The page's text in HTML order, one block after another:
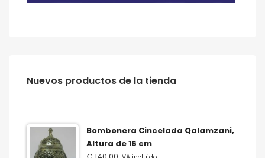
‫‪Nuevos‬‬ ‫‪productos‬‬ ‫‪de‬‬ ‫‪la‬‬ ‫‪tienda‬‬
Bombonera Cincelada Qalamzani,
Altura de 16 cm